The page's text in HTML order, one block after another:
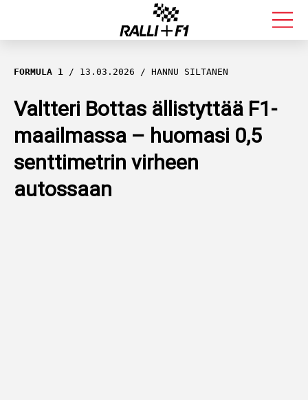
FORMULA 1
RALLI
KALLE ROVANPERÄ
VALTTERI BOTTAS
FORMULA 1 13.03.2026 HANNU SILTANEN
Valtteri Bottas ällistyttää F1-
maailmassa – huomasi 0,5
senttimetrin virheen
autossaan